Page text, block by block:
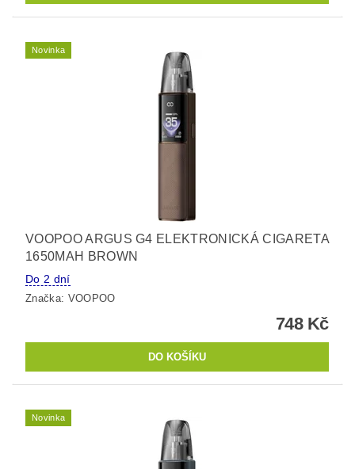
Novinka
VOOPOO ARGUS G4 ELEKTRONICKÁ CIGARETA
1650MAH BROWN
Do 2 dní
Značka: VOOPOO
748 Kč
Novinka